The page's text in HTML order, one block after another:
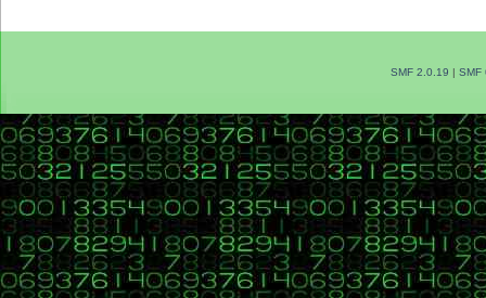
SMF 2.0.19 | SMF